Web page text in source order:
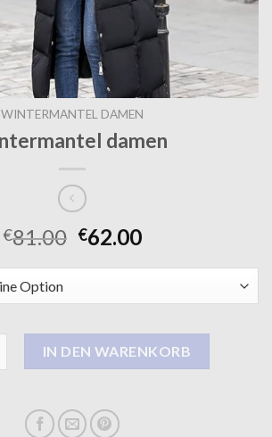
WINTERMANTEL DAMEN
damen
€81.00 €62.00
damen Menge
IN DEN WARENKORB